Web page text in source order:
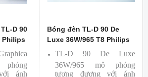
D 90
Philips
ánh
Bóng đèn TL-D 90 De
Luxe 36W/965 T8 Philips
TL-D 90 De Luxe
36W/965 mô phỏng
tương đương với ánh